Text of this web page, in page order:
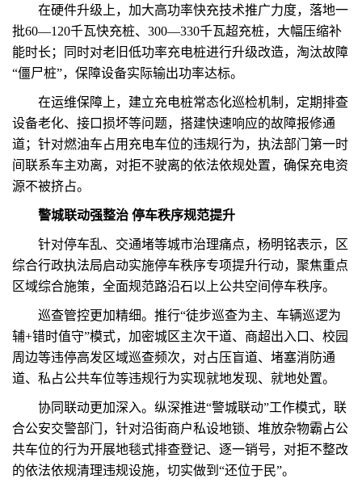
在硬件升级上，加大高功率快充技术推广力度，落地一
批60—120千瓦快充桩、300—330千瓦超充桩，大幅压缩补
能时长；同时对老旧低功率充电桩进行升级改造，淘汰故障
“僵尸桩”，保障设备实际输出功率达标。
在运维保障上，建立充电桩常态化巡检机制，定期排查
设备老化、接口损坏等问题，搭建快速响应的故障报修通
道；针对燃油车占用充电车位的违规行为，执法部门第一时
间联系车主劝离，对拒不驶离的依法依规处置，确保充电资
源不被挤占。
警城联动强整治 停车秩序规范提升
针对停车乱、交通堵等城市治理痛点，杨明铭表示，区
综合行政执法局启动实施停车秩序专项提升行动，聚焦重点
区域综合施策，全面规范路沿石以上公共空间停车秩序。
巡查管控更加精细。推行“徒步巡查为主、车辆巡逻为
辅+错时值守”模式，加密城区主次干道、商超出入口、校园
周边等违停高发区域巡查频次，对占压盲道、堵塞消防通
道、私占公共车位等违规行为实现就地发现、就地处置。
协同联动更加深入。纵深推进“警城联动”工作模式，联
合公安交警部门，针对沿街商户私设地锁、堆放杂物霸占公
共车位的行为开展地毯式排查登记、逐一销号，对拒不整改
的依法依规清理违规设施，切实做到“还位于民”。